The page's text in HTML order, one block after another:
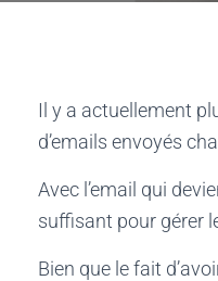
Il y a actuellement
d’emails envoyés
Avec l’email qui
suffisant pour gérer
Bien que le fait